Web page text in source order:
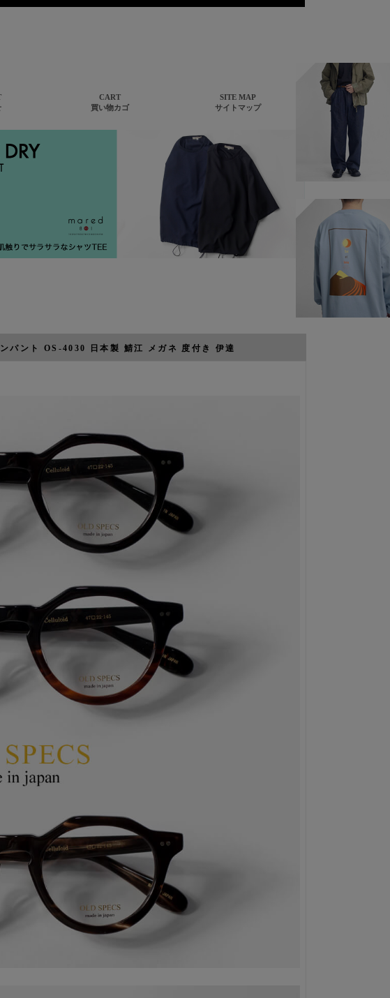
パント OS-4030 日本製 鯖江 メガネ 度付き 伊達